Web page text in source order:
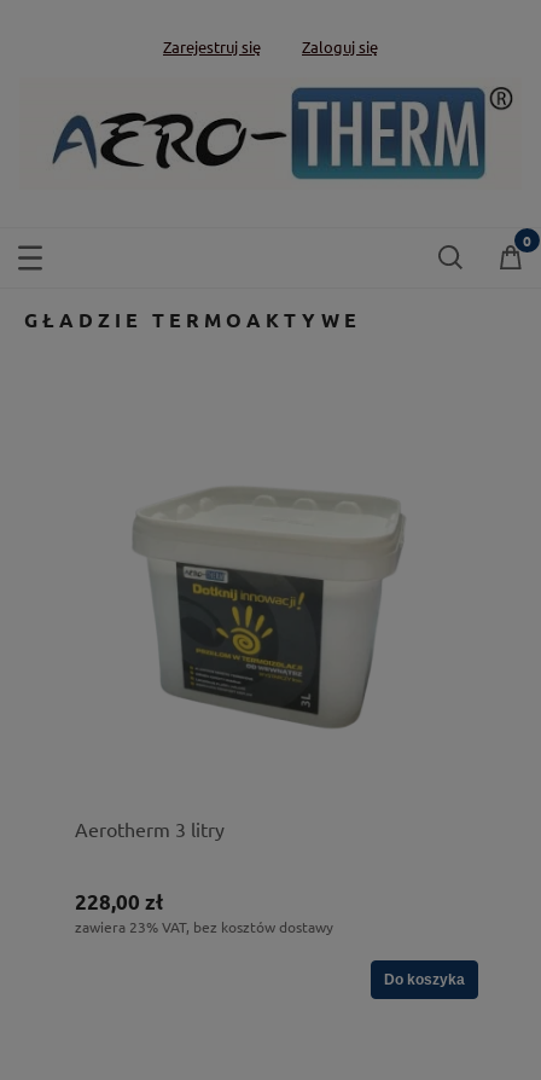
Zarejestruj się Zaloguj się
GŁADZIE TERMOAKTYWE
Aerotherm 3 litry
228,00 zł
zawiera 23% VAT, bez kosztów dostawy
Do koszyka